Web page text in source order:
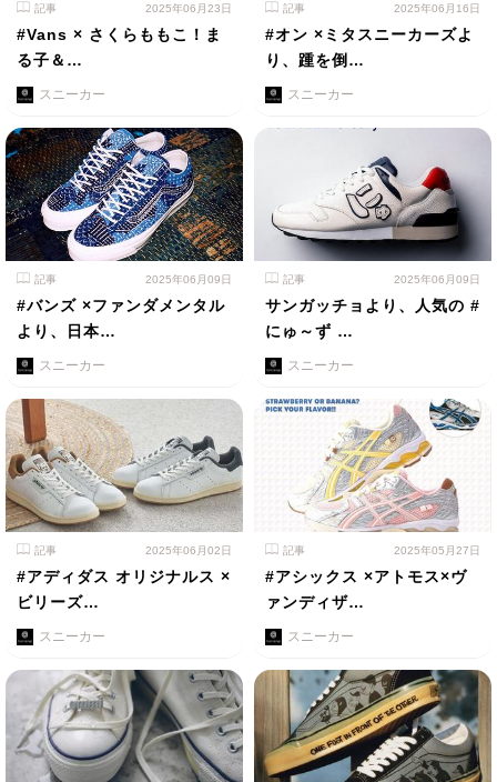
記事 2025年06月23日
#Vans × さくらももこ！ま
る子＆…
スニーカー
記事 2025年06月16日
#オン ×ミタスニーカーズよ
り、踵を倒…
スニーカー
記事 2025年06月09日
#バンズ ×ファンダメンタル
より、日本…
スニーカー
記事 2025年06月09日
サンガッチョより、人気の #
にゅ～ず …
スニーカー
記事 2025年06月02日
#アディダス オリジナルス ×
ビリーズ…
スニーカー
記事 2025年05月27日
#アシックス ×アトモス×ヴ
ァンディザ…
スニーカー